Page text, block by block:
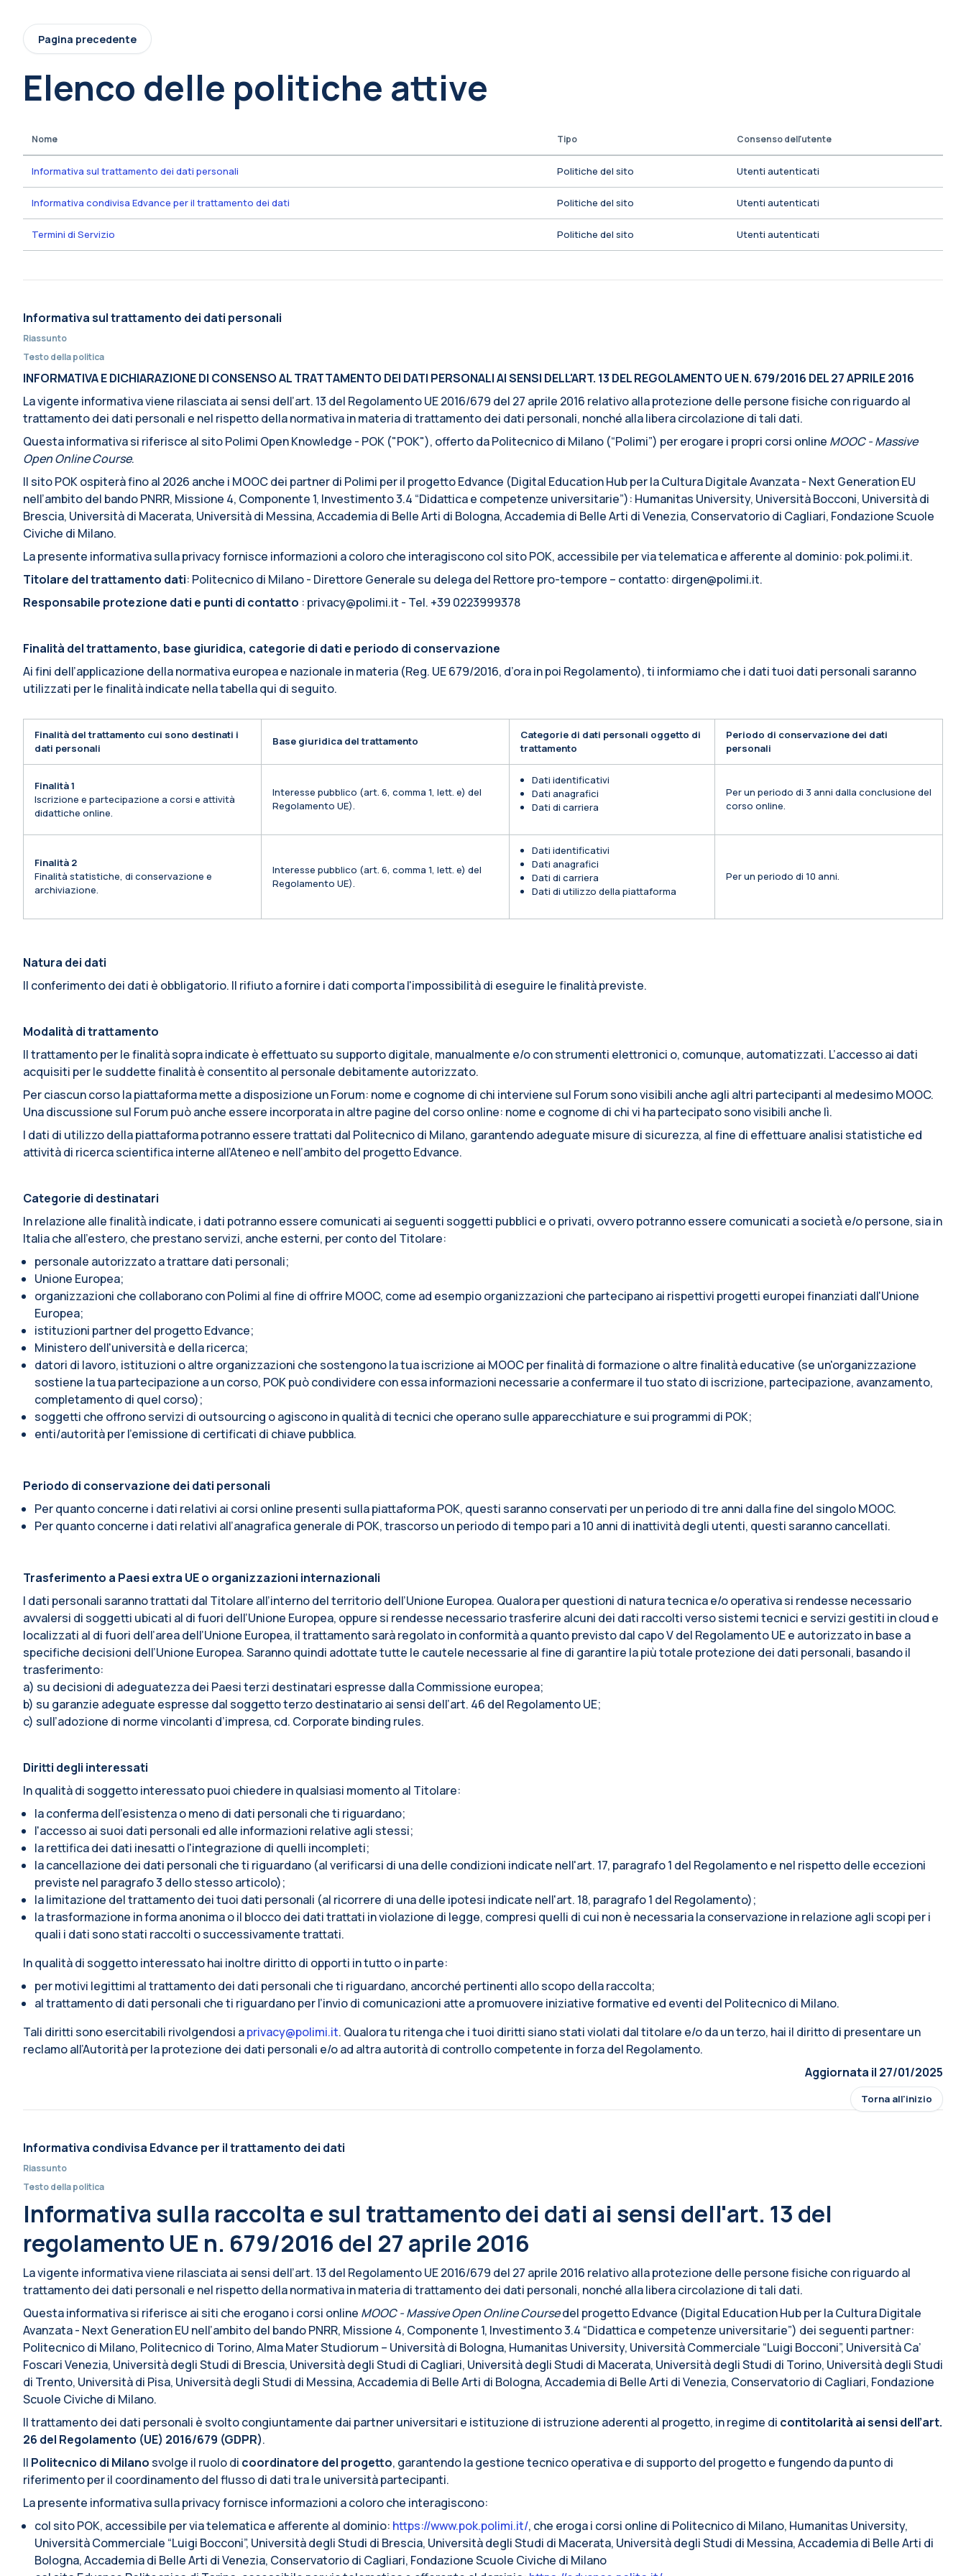
Pagina precedente
Elenco delle politiche attive
Nome Tipo Consenso dell'utente
Informativa sul trattamento dei dati personali Politiche del sito Utenti autenticati
Informativa condivisa Edvance per il trattamento dei dati Politiche del sito Utenti autenticati
Termini di Servizio Politiche del sito Utenti autenticati
Informativa sul trattamento dei dati personali
Riassunto
Testo della politica
INFORMATIVA E DICHIARAZIONE DI CONSENSO AL TRATTAMENTO DEI DATI PERSONALI AI SENSI DELL'ART. 13 DEL REGOLAMENTO UE N. 679/2016 DEL 27 APRILE 2016
La vigente informativa viene rilasciata ai sensi dell’art. 13 del Regolamento UE 2016/679 del 27 aprile 2016 relativo alla protezione delle persone fisiche con riguardo al
trattamento dei dati personali e nel rispetto della normativa in materia di trattamento dei dati personali, nonché alla libera circolazione di tali dati.
Questa informativa si riferisce al sito Polimi Open Knowledge - POK ("POK"), offerto da Politecnico di Milano (“Polimi”) per erogare i propri corsi online MOOC - Massive
Open Online Course.
Il sito POK ospiterà fino al 2026 anche i MOOC dei partner di Polimi per il progetto Edvance (Digital Education Hub per la Cultura Digitale Avanzata - Next Generation EU
nell’ambito del bando PNRR, Missione 4, Componente 1, Investimento 3.4 “Didattica e competenze universitarie”): Humanitas University, Università Bocconi, Università di
Brescia, Università di Macerata, Università di Messina, Accademia di Belle Arti di Bologna, Accademia di Belle Arti di Venezia, Conservatorio di Cagliari, Fondazione Scuole
Civiche di Milano.
La presente informativa sulla privacy fornisce informazioni a coloro che interagiscono col sito POK, accessibile per via telematica e afferente al dominio: pok.polimi.it.
Titolare del trattamento dati: Politecnico di Milano - Direttore Generale su delega del Rettore pro-tempore – contatto: dirgen@polimi.it.
Responsabile protezione dati e punti di contatto : privacy@polimi.it - Tel. +39 0223999378
Finalità del trattamento, base giuridica, categorie di dati e periodo di conservazione
Ai fini dell’applicazione della normativa europea e nazionale in materia (Reg. UE 679/2016, d’ora in poi Regolamento), ti informiamo che i dati tuoi dati personali saranno
utilizzati per le finalità indicate nella tabella qui di seguito.
Finalità del trattamento cui sono destinati i
dati personali
Base giuridica del trattamento
Categorie di dati personali oggetto di
trattamento
Periodo di conservazione dei dati
personali
Finalità 1
Iscrizione e partecipazione a corsi e attività
didattiche online.
Interesse pubblico (art. 6, comma 1, lett. e) del
Regolamento UE).
Dati identificativi
Dati anagrafici
Dati di carriera
Per un periodo di 3 anni dalla conclusione del
corso online.
Finalità 2
Finalità statistiche, di conservazione e
archiviazione.
Interesse pubblico (art. 6, comma 1, lett. e) del
Regolamento UE).
Dati identificativi
Dati anagrafici
Dati di carriera
Dati di utilizzo della piattaforma
Per un periodo di 10 anni.
Natura dei dati
Il conferimento dei dati è obbligatorio. Il rifiuto a fornire i dati comporta l'impossibilità di eseguire le finalità previste.
Modalità di trattamento
Il trattamento per le finalità sopra indicate è effettuato su supporto digitale, manualmente e/o con strumenti elettronici o, comunque, automatizzati. L’accesso ai dati
acquisiti per le suddette finalità è consentito al personale debitamente autorizzato.
Per ciascun corso la piattaforma mette a disposizione un Forum: nome e cognome di chi interviene sul Forum sono visibili anche agli altri partecipanti al medesimo MOOC.
Una discussione sul Forum può anche essere incorporata in altre pagine del corso online: nome e cognome di chi vi ha partecipato sono visibili anche lì.
I dati di utilizzo della piattaforma potranno essere trattati dal Politecnico di Milano, garantendo adeguate misure di sicurezza, al fine di effettuare analisi statistiche ed
attività di ricerca scientifica interne all’Ateneo e nell’ambito del progetto Edvance.
Categorie di destinatari
In relazione alle finalità̀ indicate, i dati potranno essere comunicati ai seguenti soggetti pubblici e o privati, ovvero potranno essere comunicati a società̀ e/o persone, sia in
Italia che all’estero, che prestano servizi, anche esterni, per conto del Titolare:
personale autorizzato a trattare dati personali;
Unione Europea;
organizzazioni che collaborano con Polimi al fine di offrire MOOC, come ad esempio organizzazioni che partecipano ai rispettivi progetti europei finanziati dall'Unione
Europea;
istituzioni partner del progetto Edvance;
Ministero dell'università e della ricerca;
datori di lavoro, istituzioni o altre organizzazioni che sostengono la tua iscrizione ai MOOC per finalità di formazione o altre finalità educative (se un'organizzazione
sostiene la tua partecipazione a un corso, POK può condividere con essa informazioni necessarie a confermare il tuo stato di iscrizione, partecipazione, avanzamento,
completamento di quel corso);
soggetti che offrono servizi di outsourcing o agiscono in qualità di tecnici che operano sulle apparecchiature e sui programmi di POK;
enti/autorità per l'emissione di certificati di chiave pubblica.
Periodo di conservazione dei dati personali
Per quanto concerne i dati relativi ai corsi online presenti sulla piattaforma POK, questi saranno conservati per un periodo di tre anni dalla fine del singolo MOOC.
Per quanto concerne i dati relativi all’anagrafica generale di POK, trascorso un periodo di tempo pari a 10 anni di inattività degli utenti, questi saranno cancellati.
Trasferimento a Paesi extra UE o organizzazioni internazionali
I dati personali saranno trattati dal Titolare all’interno del territorio dell’Unione Europea. Qualora per questioni di natura tecnica e/o operativa si rendesse necessario
avvalersi di soggetti ubicati al di fuori dell’Unione Europea, oppure si rendesse necessario trasferire alcuni dei dati raccolti verso sistemi tecnici e servizi gestiti in cloud e
localizzati al di fuori dell’area dell’Unione Europea, il trattamento sarà regolato in conformità a quanto previsto dal capo V del Regolamento UE e autorizzato in base a
specifiche decisioni dell’Unione Europea. Saranno quindi adottate tutte le cautele necessarie al fine di garantire la più totale protezione dei dati personali, basando il
trasferimento:
a) su decisioni di adeguatezza dei Paesi terzi destinatari espresse dalla Commissione europea;
b) su garanzie adeguate espresse dal soggetto terzo destinatario ai sensi dell’art. 46 del Regolamento UE;
c) sull’adozione di norme vincolanti d’impresa, cd. Corporate binding rules.
Diritti degli interessati
In qualità di soggetto interessato puoi chiedere in qualsiasi momento al Titolare:
la conferma dell’esistenza o meno di dati personali che ti riguardano;
l'accesso ai suoi dati personali ed alle informazioni relative agli stessi;
la rettifica dei dati inesatti o l'integrazione di quelli incompleti;
la cancellazione dei dati personali che ti riguardano (al verificarsi di una delle condizioni indicate nell'art. 17, paragrafo 1 del Regolamento e nel rispetto delle eccezioni
previste nel paragrafo 3 dello stesso articolo);
la limitazione del trattamento dei tuoi dati personali (al ricorrere di una delle ipotesi indicate nell'art. 18, paragrafo 1 del Regolamento);
la trasformazione in forma anonima o il blocco dei dati trattati in violazione di legge, compresi quelli di cui non è necessaria la conservazione in relazione agli scopi per i
quali i dati sono stati raccolti o successivamente trattati.
In qualità di soggetto interessato hai inoltre diritto di opporti in tutto o in parte:
per motivi legittimi al trattamento dei dati personali che ti riguardano, ancorché pertinenti allo scopo della raccolta;
al trattamento di dati personali che ti riguardano per l’invio di comunicazioni atte a promuovere iniziative formative ed eventi del Politecnico di Milano.
Tali diritti sono esercitabili rivolgendosi aprivacy@polimi.it. Qualora tu ritenga che i tuoi diritti siano stati violati dal titolare e/o da un terzo, hai il diritto di presentare un
reclamo all’Autorità per la protezione dei dati personali e/o ad altra autorità di controllo competente in forza del Regolamento.
Aggiornata il 27/01/2025
Torna all'inizio
Informativa condivisa Edvance per il trattamento dei dati
Riassunto
Testo della politica
Informativa sulla raccolta e sul trattamento dei dati ai sensi dell'art. 13 del
regolamento UE n. 679/2016 del 27 aprile 2016
La vigente informativa viene rilasciata ai sensi dell’art. 13 del Regolamento UE 2016/679 del 27 aprile 2016 relativo alla protezione delle persone fisiche con riguardo al
trattamento dei dati personali e nel rispetto della normativa in materia di trattamento dei dati personali, nonché alla libera circolazione di tali dati.
Questa informativa si riferisce ai siti che erogano i corsi online MOOC - Massive Open Online Coursedel progetto Edvance (Digital Education Hub per la Cultura Digitale
Avanzata - Next Generation EU nell’ambito del bando PNRR, Missione 4, Componente 1, Investimento 3.4 “Didattica e competenze universitarie”) dei seguenti partner:
Politecnico di Milano, Politecnico di Torino, Alma Mater Studiorum – Università di Bologna, Humanitas University, Università Commerciale “Luigi Bocconi”, Università Ca’
Foscari Venezia, Università degli Studi di Brescia, Università degli Studi di Cagliari, Università degli Studi di Macerata, Università degli Studi di Torino, Università degli Studi
di Trento, Università di Pisa, Università degli Studi di Messina, Accademia di Belle Arti di Bologna, Accademia di Belle Arti di Venezia, Conservatorio di Cagliari, Fondazione
Scuole Civiche di Milano.
Il trattamento dei dati personali è svolto congiuntamente dai partner universitari e istituzione di istruzione aderenti al progetto, in regime di contitolarità ai sensi dell’art.
26 del Regolamento (UE) 2016/679 (GDPR).
Il Politecnico di Milano svolge il ruolo di coordinatore del progetto, garantendo la gestione tecnico operativa e di supporto del progetto e fungendo da punto di
riferimento per il coordinamento del flusso di dati tra le università partecipanti.
La presente informativa sulla privacy fornisce informazioni a coloro che interagiscono:
col sito POK, accessibile per via telematica e afferente al dominio: https://www.pok.polimi.it/, che eroga i corsi online di Politecnico di Milano, Humanitas University,
Università Commerciale “Luigi Bocconi”, Università degli Studi di Brescia, Università degli Studi di Macerata, Università degli Studi di Messina, Accademia di Belle Arti di
Bologna, Accademia di Belle Arti di Venezia, Conservatorio di Cagliari, Fondazione Scuole Civiche di Milano